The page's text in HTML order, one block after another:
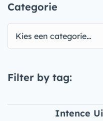
Categorie
Kies een categorie…
Filter by tag:
Intence